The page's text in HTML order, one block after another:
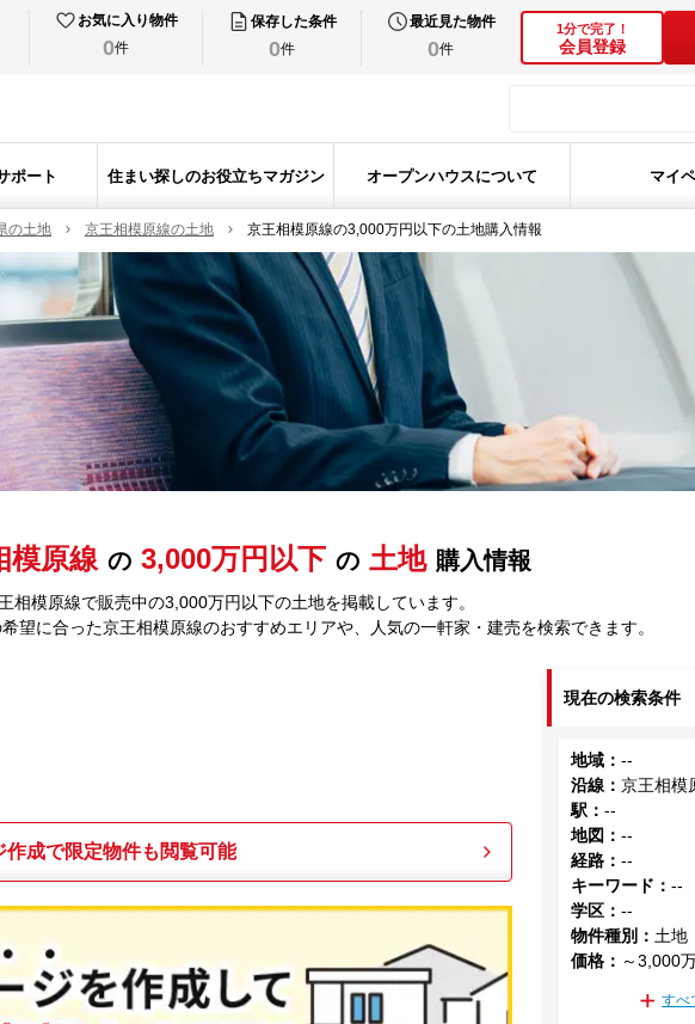
お気に入り物件
0件
保存した条件
0件
最近見た物件
0件
1分で完了！
会員登録
ポート 住まい探しのお役立ちマガジン オープンハウスについて マイ
の土地 京王相模原線の土地 京王相模原線の3,000万円以下の土地購入情報
模原線 の 3,000万円以下 の 土地 購入情報
相模原線で販売中の3,000万円以下の土地を掲載しています。
望に合った京王相模原線のおすすめエリアや、人気の一軒家・建売を検索できます。
作成で限定物件も閲覧可能
現在の検索条件
地域 ：--
沿線 ：京王相模
駅 ：--
地図 ：--
経路 ：--
キーワード ：--
学区 ：--
物件種別 ： 土地
価格 ： ～3,000
すべ